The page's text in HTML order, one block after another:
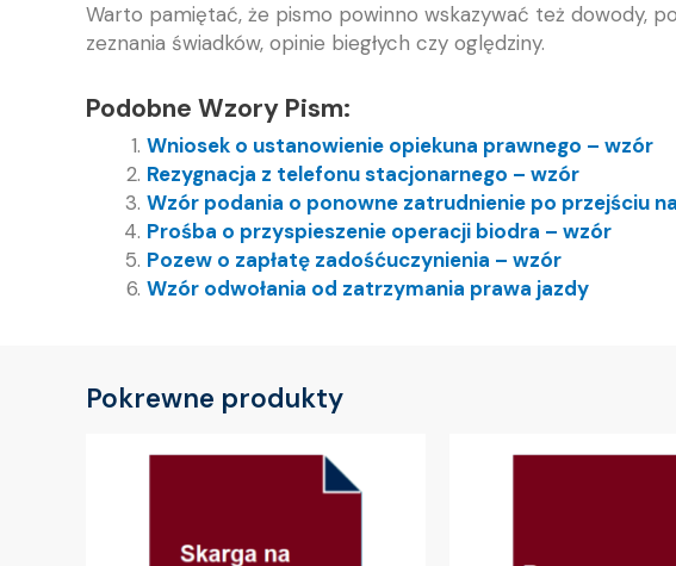
Warto pamiętać, że pismo powinno wskazywać też dowody,
zeznania świadków, opinie biegłych czy oględziny.
Podobne Wzory Pism:
Wniosek o ustanowienie opiekuna prawnego – wzór
Rezygnacja z telefonu stacjonarnego – wzór
Wzór podania o ponowne zatrudnienie po przejściu
Prośba o przyspieszenie operacji biodra – wzór
Pozew o zapłatę zadośćuczynienia – wzór
Wzór odwołania od zatrzymania prawa jazdy
Pokrewne produkty